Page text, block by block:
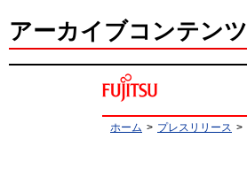
アーカイブコンテンツ
ホーム > プレスリリース >